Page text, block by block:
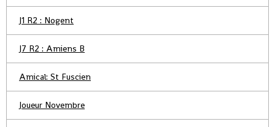
J1 R2 : Nogent
J7 R2 : Amiens B
Amical: St Fuscien
Joueur Novembre